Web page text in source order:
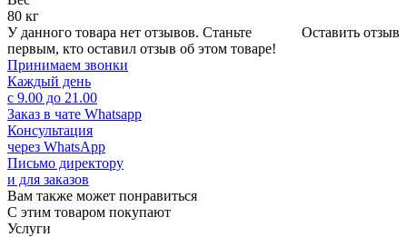
80 кг
Оставить отзыв
У данного товара нет отзывов. Станьте
первым, кто оставил отзыв об этом товаре!
Принимаем звонки
Каждый день
с 9.00 до 21.00
Заказ в чате Whatsapp
Консультация
через WhatsApp
Письмо директору
и для заказов
Вам также может понравиться
С этим товаром покупают
Услуги